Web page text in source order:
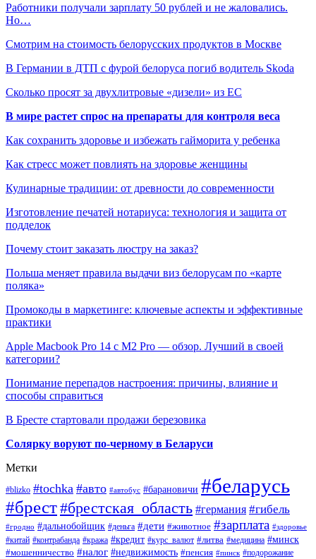
Работники получали зарплату 50 рублей и не жаловались.
Но…
Смотрим на стоимость белорусских продуктов в Москве
В Германии в ДТП с фурой белоруса погиб водитель Skoda
Сколько просят за двухлитровые «дизели» из ЕС
В мире растет спрос на препараты для контроля веса
Как сохранить здоровье и избежать гайморита у ребенка
Как стресс может повлиять на здоровье женщины
Кулинарные традиции: от древности до современности
Изготовление печатей нотариуса: технология и защита от
подделок
Почему стоит заказать люстру на заказ?
Польша меняет правила выдачи виз белорусам по «карте
поляка»
Промокоды в маркетинге: ключевые аспекты и эффективные
практики
Apple Macbook Pro 14 с M2 Pro — обзор. Лучший в своей
категории?
Понимание перепадов настроения: причины, влияние и
способы справиться
В Бресте стартовали продажи березовика
Солярку воруют по-черному в Беларуси
Метки
#blizko #tochka #авто #автобус #барановичи #беларусь
#брест#брестская_область #германия #гибель
#гродно #дальнобойщик #деньга #дети #животное #зарплата #здоровье
#китай #контрабанда #кража #кредит #курс_валют #литва #медицина #минск
#мошенничество #налог #недвижимость #пенсия #пинск #подорожание